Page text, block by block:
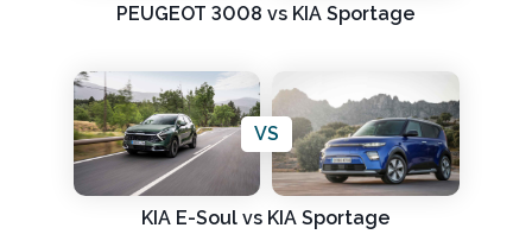
PEUGEOT 3008 vs KIA Sportage
VS
KIA E-Soul vs KIA Sportage